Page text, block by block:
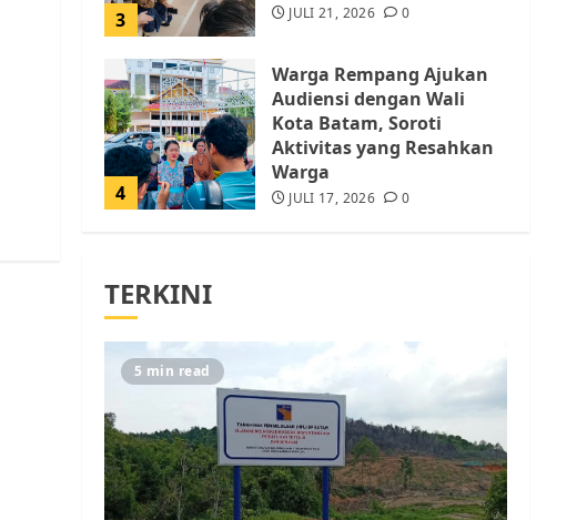
3 JULI 21, 2026 0
4
Warga Rempang Ajukan
Audiensi dengan Wali
Kota Batam, Soroti
Aktivitas yang Resahkan
Warga
JULI 17, 2026 0
5 JULI 15, 2026
Pemko Batam Tegaskan
RT dan RW bukan Petugas
Pendataan dan
Pemungutan Pajak
TERKINI
5 min read